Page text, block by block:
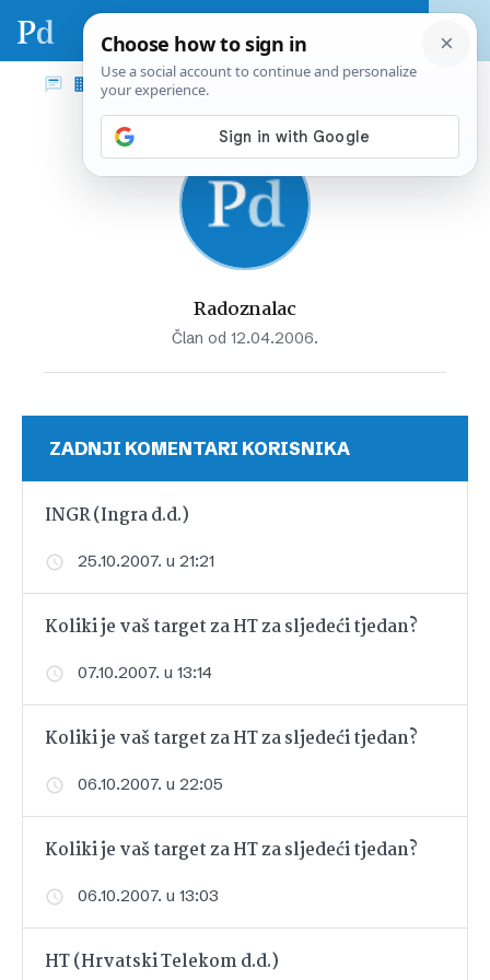
Radoznalac
Član od 12.04.2006.
ZADNJI KOMENTARI KORISNIKA
INGR (Ingra d.d.)
25.10.2007. u 21:21
Koliki je vaš target za HT za sljedeći tjedan?
07.10.2007. u 13:14
Koliki je vaš target za HT za sljedeći tjedan?
06.10.2007. u 22:05
Koliki je vaš target za HT za sljedeći tjedan?
06.10.2007. u 13:03
HT (Hrvatski Telekom d.d.)